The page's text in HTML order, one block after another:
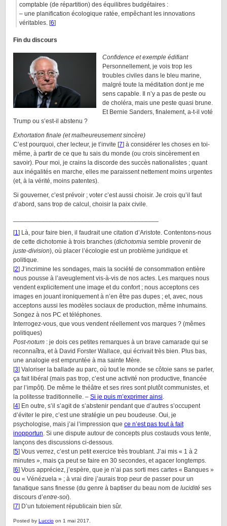
comptable (de répartition) des équilibres budgétaires :
– une planification écologique ratée, empêchant les innovations
véritables. [6]
Fin du discours
Confidence et exemple édifiant
Personnellement, je vois trop les
troubles civiles dans le bleu marine,
malgré toute la méditation dont je me
sens capable. Il n’y a pas de peste ou
de choléra, mais une peste quasi brune.
Et Bernie Sanders, finalement, a-t-il voté
Trump ou s’est-il abstenu ?
Exhortation finale (et malheureusement sincère)
C’est pourquoi, cher lecteur, je t’invite [7] à considérer les choses en toi-
même, à partir de ce que tu sais du monde (ou crois sincèrement en
savoir). Pour moi, je crains la discorde des succès nationalistes ; quant
aux inégalités en marche, elles me paraissent nettement moins urgentes
(et, à la vérité, moins patentes).
Si gouverner, c’est prévoir ; voter c’est aussi choisir. Je crois qu’il faut
d’abord, sans trop de calcul, choisir la paix civile.
[1 ] Là, pour faire bien, il faudrait une citation d’Aristote. Contentons-nous
de cette dichotomie à trois branches (dichotomia semble provenir de
juste-division), où placer l’écologie est un problème juridique et
politique.
[2] J’incrimine les sondages, mais la société de consommation entière
nous pousse à l’aveuglement vis-à-vis de nos actes. Les marques nous
vendent explicitement une image et du confort ; nous acceptons ces
images en jouant ironiquement à n’en être pas dupes ; et, avec, nous
acceptons aussi les modèles sociaux de production, même inhumains.
Songez à nos PC et téléphones.
Interrogez-vous, que vous vendent réellement vos marques ? (mêmes
politiques)
Post-notum : je dois ces petites remarques à un brave camarade qui se
reconnaîtra, et à David Forster Wallace, qui écrivait très bien. Plus bas,
une analogie est empruntée à ma sainte Mère.
[3] Valoriser la ballade au parc, où tout le monde se côtoie sans se parler,
ça fait libéral (mais pas trop, c’est une activité non productive, financée
par l’impôt). De même le théâtre et ses rires sont plutôt communistes, et
la politesse traditionnelle. – Si je puis m’exprimer ainsi
[4] En outre, s’il s’agit de s’abstenir pendant que d’autres s’occupent
d’éviter le pire, c’est une stratégie un peu boudeuse. Oui, je
psychologise, mais j’ai l’impression que ce n’est pas tout à fait
inopportun . Si une dispute autour de concepts plus costauds vous tente,
lançons des discussions ci-dessous.
[5] Vous verrez, c’est un petit exercice très troublant. J’ai mis « 1 à 2
minutes », mais ça peut se faire en 30 secondes, et agacer longtemps.
[6] Vous appréciez, j’espère, que je n’ai pas sorti mes cartes « Banques »
ou « Vénézuela » ; à vrai dire j’aurais trop peur de passer pour un
fanatique sans finesse (du genre à baptiser du beau nom de lucidité ses
discours d’entre-soi).
[7] D’un tutoiement républicain bien sûr.
Posted by Luccio on 1 mai 2017.